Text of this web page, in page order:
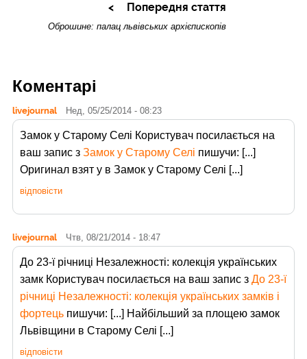
Попередня стаття
Оброшине: палац львівських архієпископів
Коментарі
livejournal Нед, 05/25/2014 - 08:23
Замок у Старому Селі Користувач посилається на
ваш запис з Замок у Старому Селі пишучи: [...]
Оригинал взят у в Замок у Старому Селі [...]
відповісти
livejournal Чтв, 08/21/2014 - 18:47
До 23-ї річниці Незалежності: колекція українських
замк Користувач посилається на ваш запис з До 23-ї
річниці Незалежності: колекція українських замків і
фортець пишучи: [...] Найбільший за площею замок
Львівщини в Старому Селі [...]
відповісти